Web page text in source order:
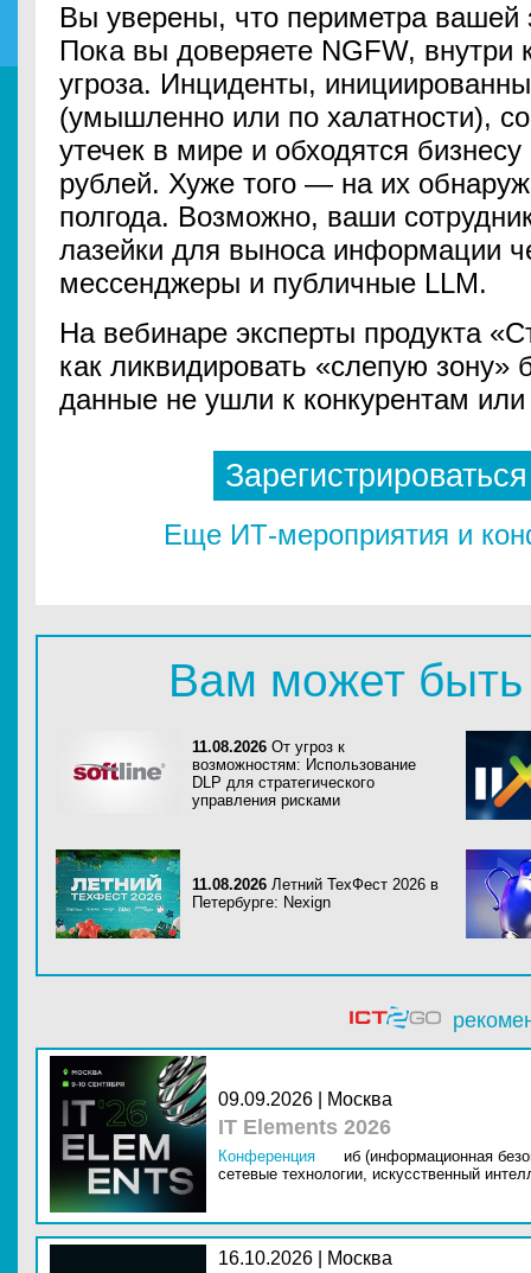
Вы уверены, что периметра вашей
Пока вы доверяете NGFW, внутри
угроза. Инциденты,
(умышленно или по халатности),
утечек в мире и обходятся
рублей. Хуже того — на их
полгода. Возможно, ваши
лазейки для выноса информации
мессенджеры и публичные LLM.
На вебинаре эксперты продукта
как ликвидировать «слепую зону»
данные не ушли к конкурентам
Еще ИТ-мероприятия и
Вам может быть
11.08.2026 От угроз к
возможностям: Использование
DLP для стратегического
управления рисками
11.08.2026 Летний ТехФест 2026 в
Петербурге: Nexign
09.09.2026 | Москва
IT Elements 2026
Конференция
иб (информационная
сетевые технологии, искусственный
16.10.2026 | Москва